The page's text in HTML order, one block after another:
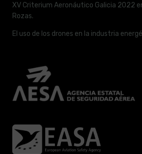
XV Criterium Aeronáutico Galicia 2022
Rozas.
El uso de los drones en la industria